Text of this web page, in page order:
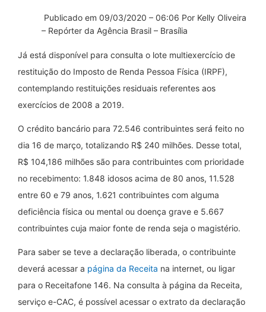
Publicado em 09/03/2020 – 06:06 Por Kelly Oliveira
– Repórter da Agência Brasil – Brasília
Já está disponível para consulta o lote multiexercício de
restituição do Imposto de Renda Pessoa Física (IRPF),
contemplando restituições residuais referentes aos
exercícios de 2008 a 2019.
O crédito bancário para 72.546 contribuintes será feito no
dia 16 de março, totalizando R$ 240 milhões. Desse total,
R$ 104,186 milhões são para contribuintes com prioridade
no recebimento: 1.848 idosos acima de 80 anos, 11.528
entre 60 e 79 anos, 1.621 contribuintes com alguma
deficiência física ou mental ou doença grave e 5.667
contribuintes cuja maior fonte de renda seja o magistério.
Para saber se teve a declaração liberada, o contribuinte
deverá acessar a página da Receita na internet, ou ligar
para o Receitafone 146. Na consulta à página da Receita,
serviço e-CAC, é possível acessar o extrato da declaração